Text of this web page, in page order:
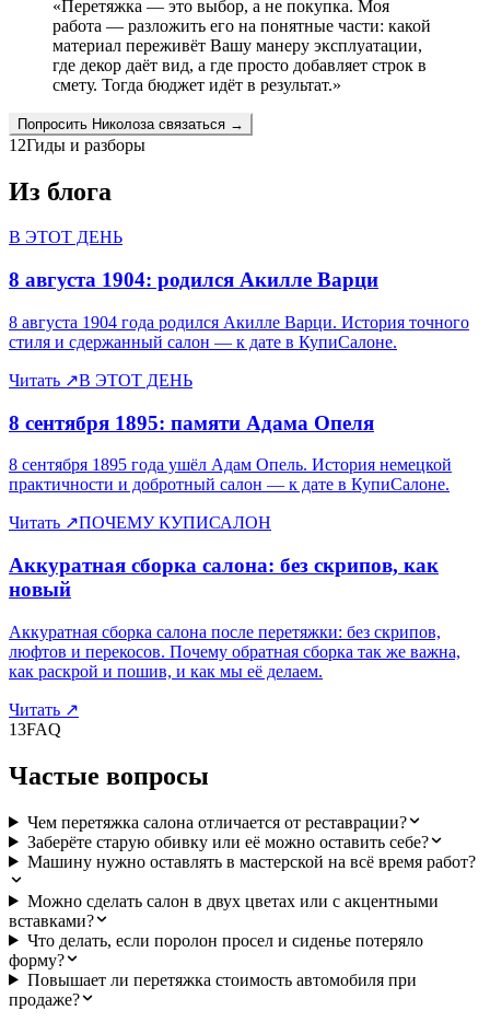
«Перетяжка — это выбор, а не покупка. Моя
работа — разложить его на понятные части: какой
материал переживёт Вашу манеру эксплуатации,
где декор даёт вид, а где просто добавляет строк в
смету. Тогда бюджет идёт в результат.»
Попросить Николоза связаться →
12Гиды и разборы
Из блога
В ЭТОТ ДЕНЬ
8 августа 1904: родился Акилле Варци
8 августа 1904 года родился Акилле Варци. История точного
стиля и сдержанный салон — к дате в КупиСалоне.
Читать ↗В ЭТОТ ДЕНЬ
8 сентября 1895: памяти Адама Опеля
8 сентября 1895 года ушёл Адам Опель. История немецкой
практичности и добротный салон — к дате в КупиСалоне.
Читать ↗ПОЧЕМУ КУПИСАЛОН
Аккуратная сборка салона: без скрипов, как
новый
Аккуратная сборка салона после перетяжки: без скрипов,
люфтов и перекосов. Почему обратная сборка так же важна,
как раскрой и пошив, и как мы её делаем.
Читать ↗
13FAQ
Частые вопросы
Чем перетяжка салона отличается от реставрации?
Заберёте старую обивку или её можно оставить себе?
Машину нужно оставлять в мастерской на всё время работ?
Можно сделать салон в двух цветах или с акцентными
вставками?
Что делать, если поролон просел и сиденье потеряло
форму?
Повышает ли перетяжка стоимость автомобиля при
продаже?